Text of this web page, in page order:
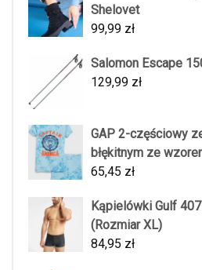
Shelovet
99,99 zł
Salomon Escape
129,99 zł
GAP 2-częściowy
błękitnym ze
65,45 zł
Kąpielówki Gulf
(Rozmiar XL)
84,95 zł